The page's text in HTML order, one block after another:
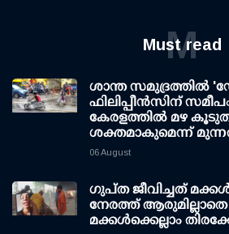
Must read
M
ശാന്ത സമുദ്രത്തില്‍
ഫിലിപ്പീന്‍സിന്
കേരളത്തില്‍ മഴ
ശക്തമാകുമെന്ന്
06 August
ഗുപ്ത ജീവിച്ചത്
നേരത്ത് ആരുമില്ലാതെ
മക്കള്‍ക്കെല്ലാം